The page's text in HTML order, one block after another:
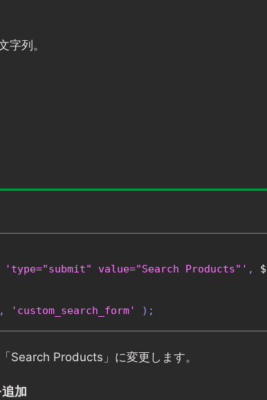
字列。
'type="submit" value="Search Products"' ,
, 'custom_search_form' );
Search Products」に変更します。
加